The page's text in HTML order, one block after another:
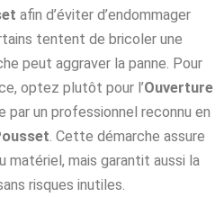
afin d’éviter d’endommager
tentent de bricoler une
peut aggraver la panne. Pour
optez plutôt pour l’Ouverture
un professionnel reconnu en
. Cette démarche assure
matériel, mais garantit aussi la
risques inutiles.